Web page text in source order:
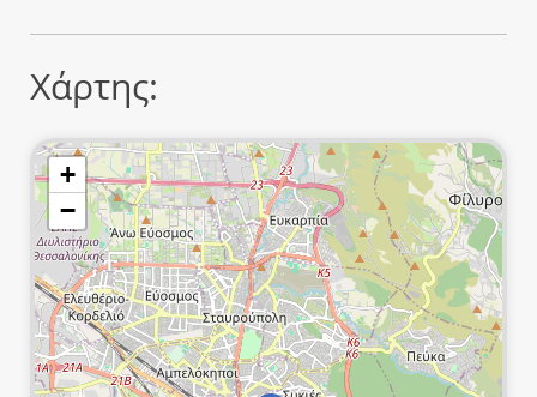
Χάρτης:
+
−